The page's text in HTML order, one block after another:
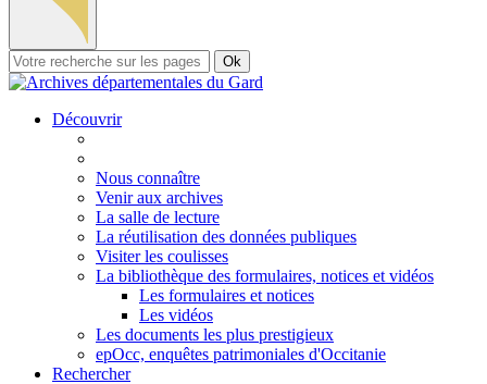
Ok
Découvrir
Nous connaître
Venir aux archives
La salle de lecture
La réutilisation des données publiques
Visiter les coulisses
La bibliothèque des formulaires, notices et vidéos
Les formulaires et notices
Les vidéos
Les documents les plus prestigieux
epOcc, enquêtes patrimoniales d'Occitanie
Rechercher